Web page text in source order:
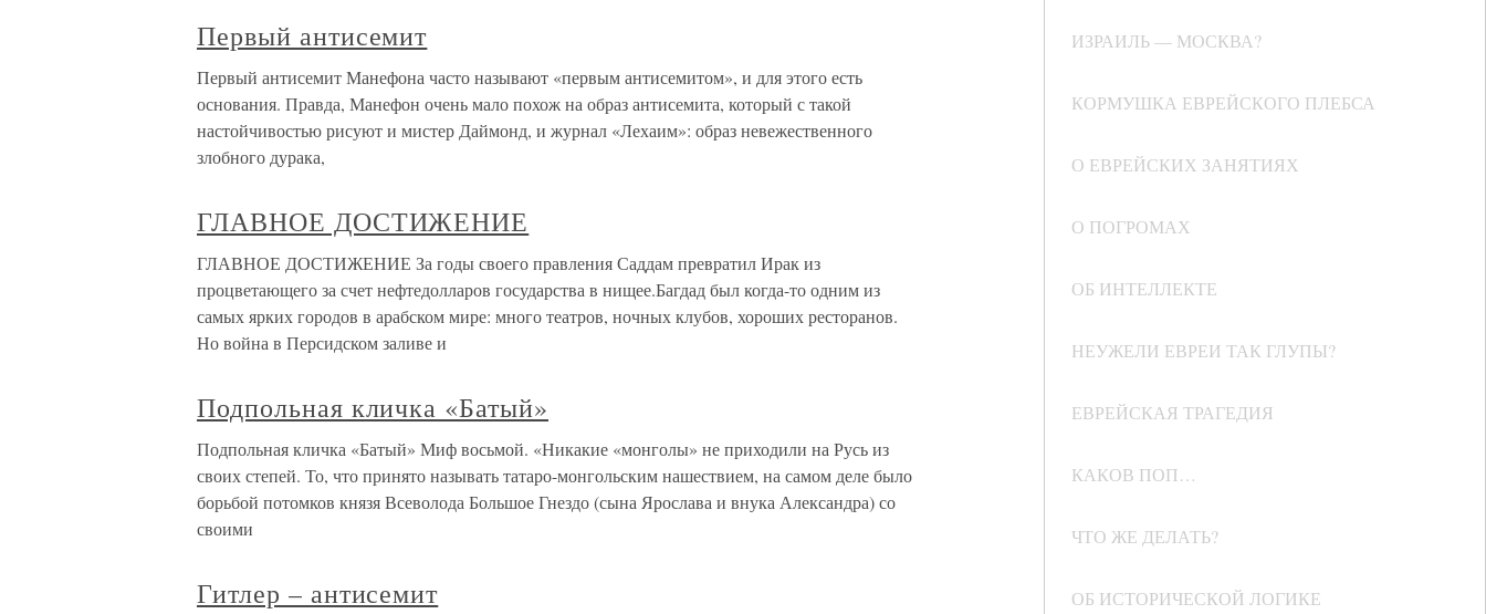
ИЗРАИЛЬ — МОСКВА?
КОРМУШКА ЕВРЕЙСКОГО ПЛЕБСА
О ЕВРЕЙСКИХ ЗАНЯТИЯХ
О ПОГРОМАХ
ОБ ИНТЕЛЛЕКТЕ
НЕУЖЕЛИ ЕВРЕИ ТАК ГЛУПЫ?
ЕВРЕЙСКАЯ ТРАГЕДИЯ
КАКОВ ПОП…
ЧТО ЖЕ ДЕЛАТЬ?
ОБ ИСТОРИЧЕСКОЙ ЛОГИКЕ
Первый антисемит
Первый антисемит Манефона часто называют «первым антисемитом», и для этого есть
основания. Правда, Манефон очень мало похож на образ антисемита, который с такой
настойчивостью рисуют и мистер Даймонд, и журнал «Лехаим»: образ невежественного
злобного дурака,
ГЛАВНОЕ ДОСТИЖЕНИЕ
ГЛАВНОЕ ДОСТИЖЕНИЕ За годы своего правления Саддам превратил Ирак из
процветающего за счет нефтедолларов государства в нищее.Багдад был когда-то одним из
самых ярких городов в арабском мире: много театров, ночных клубов, хороших ресторанов.
Но война в Персидском заливе и
Подпольная кличка «Батый»
Подпольная кличка «Батый» Миф восьмой. «Никакие «монголы» не приходили на Русь из
своих степей. То, что принято называть татаро-монгольским нашествием, на самом деле было
борьбой потомков князя Всеволода Большое Гнездо (сына Ярослава и внука Александра) со
своими
Гитлер – антисемит